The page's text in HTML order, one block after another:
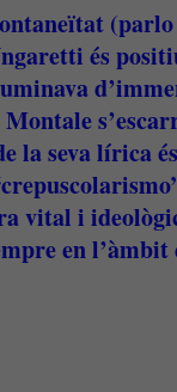
és
Montale
la seva lírica
vital i
en